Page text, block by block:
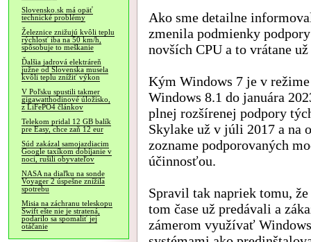
Slovensko.sk má opäť
technické problémy
Železnice znižujú kvôli teplu
rýchlosť iba na 50 km/h,
spôsobuje to meškanie
Ďalšia jadrová elektráreň
južne od Slovenska musela
kvôli teplu znížiť výkon
V Poľsku spustili takmer
gigawatthodinové úložisko,
z LiFePO4 článkov
Telekom pridal 12 GB balík
pre Easy, chce zaň 12 eur
Súd zakázal samojazdiacim
Google taxíkom dobíjanie v
noci, rušili obyvateľov
NASA na diaľku na sonde
Voyager 2 úspešne znížila
spotrebu
Misia na záchranu teleskopu
Swift ešte nie je stratená,
podarilo sa spomaliť jej
otáčanie
Ako sme detailne
zmenila podmienky
novších CPU a to vrátane
Kým Windows 7 je v
Windows 8.1 do januára
plnej rozšírenej podpory
Skylake už v júli 2017 a na
zozname podporovaných
účinnosťou.
Spravil tak napriek tomu,
tom čase už predávali a
zámerom využívať